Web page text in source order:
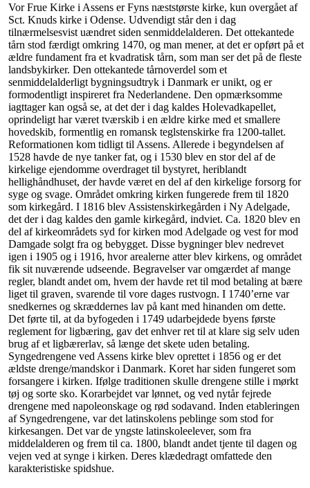
Vor Frue Kirke i Assens er Fyns næststørste kirke, kun overgået af
Sct. Knuds kirke i Odense. Udvendigt står den i dag
tilnærmelsesvist uændret siden senmiddelalderen. Det ottekantede
tårn stod færdigt omkring 1470, og man mener, at det er opført på et
ældre fundament fra et kvadratisk tårn, som man ser det på de fleste
landsbykirker. Den ottekantede tårnoverdel som et
senmiddelalderligt bygningsudtryk i Danmark er unikt, og er
formodentligt inspireret fra Nederlandene. Den opmærksomme
iagttager kan også se, at det der i dag kaldes Holevadkapellet,
oprindeligt har været tværskib i en ældre kirke med et smallere
hovedskib, formentlig en romansk teglstenskirke fra 1200-tallet.
Reformationen kom tidligt til Assens. Allerede i begyndelsen af
1528 havde de nye tanker fat, og i 1530 blev en stor del af de
kirkelige ejendomme overdraget til bystyret, heriblandt
hellighåndhuset, der havde været en del af den kirkelige forsorg for
syge og svage. Området omkring kirken fungerede frem til 1820
som kirkegård. I 1816 blev Assistenskirkegården i Ny Adelgade,
det der i dag kaldes den gamle kirkegård, indviet. Ca. 1820 blev en
del af kirkeområdets syd for kirken mod Adelgade og vest for mod
Damgade solgt fra og bebygget. Disse bygninger blev nedrevet
igen i 1905 og i 1916, hvor arealerne atter blev kirkens, og området
fik sit nuværende udseende. Begravelser var omgærdet af mange
regler, blandt andet om, hvem der havde ret til mod betaling at bære
liget til graven, svarende til vore dages rustvogn. I 1740’erne var
snedkernes og skræddernes lav på kant med hinanden om dette.
Det førte til, at da byfogeden i 1749 udarbejdede byens første
reglement for ligbæring, gav det enhver ret til at klare sig selv uden
brug af et ligbærerlav, så længe det skete uden betaling.
Syngedrengene ved Assens kirke blev oprettet i 1856 og er det
ældste drenge/mandskor i Danmark. Koret har siden fungeret som
forsangere i kirken. Ifølge traditionen skulle drengene stille i mørkt
tøj og sorte sko. Korarbejdet var lønnet, og ved nytår fejrede
drengene med napoleonskage og rød sodavand. Inden etableringen
af Syngedrengene, var det latinskolens peblinge som stod for
kirkesangen. Det var de yngste latinskoleelever, som fra
middelalderen og frem til ca. 1800, blandt andet tjente til dagen og
vejen ved at synge i kirken. Deres klædedragt omfattede den
karakteristiske spidshue.